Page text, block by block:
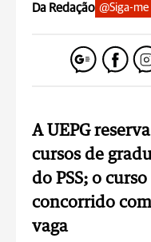
Da Redação @Siga-me
A UEPG
cursos de
do PSS; o
concorrido
vaga